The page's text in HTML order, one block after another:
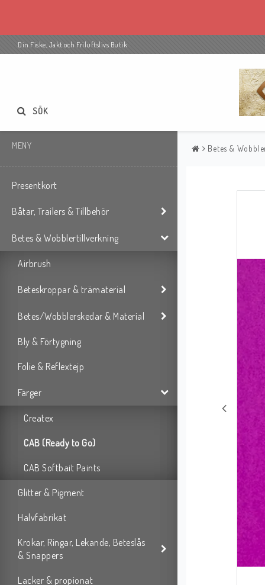
Din Fiske, Jakt och Friluftslivs Butik
SÖK
MENY
Presentkort
Båtar, Trailers & Tillbehör
Betes & Wobblertillverkning
Airbrush
Beteskroppar & trämaterial
Betes/Wobblerskedar & Material
Bly & Förtygning
Folie & Reflextejp
Färger
Createx
CAB (Ready to Go)
CAB Softbait Paints
Glitter & Pigment
Halvfabrikat
Krokar, Ringar, Lekande, Beteslås
& Snappers
Lacker & propionat
Betes &